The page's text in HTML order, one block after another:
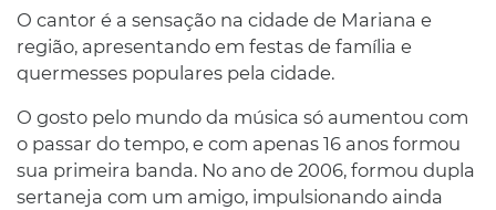
O cantor é a sensação na cidade de Mariana e
região, apresentando em festas de família e
quermesses populares pela cidade.
O gosto pelo mundo da música só aumentou com
o passar do tempo, e com apenas 16 anos formou
sua primeira banda. No ano de 2006, formou dupla
sertaneja com um amigo, impulsionando ainda